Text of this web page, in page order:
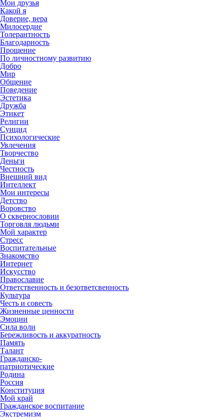
Мои друзья
Какой я
Доверие, вера
Милосердие
Толерантность
Благодарность
Прощение
По личностному развитию
Добро
Мир
Общение
Поведение
Эстетика
Дружба
Этикет
Религии
Суицид
Психологические
Увлечения
Творчество
Деньги
Честность
Внешний вид
Интеллект
Мои интересы
Детство
Воровство
О сквернословии
Торговля людьми
Мой характер
Стресс
Воспитательные
Знакомство
Интернет
Искусство
Православие
Ответственность и безответсвенность
Культура
Честь и совесть
Жизненные ценности
Эмоции
Сила воли
Бережливость и аккуратность
Память
Талант
Гражданско-
патриотические
Родина
Россия
Конституция
Мой край
Гражданское воспитание
Экстремизм